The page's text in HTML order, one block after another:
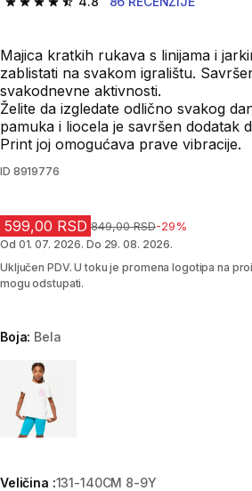
4.8 od 5 zvezdica from 86 Recenzije
Majica kratkih rukava s linijama i
zablistati na svakom igralištu.
svakodnevne aktivnosti.
Želite da izgledate odlično svakog
pamuka i liocela je savršen dodatak
Print joj omogućava prave vibracije.
ID 8919776
599,00 RSD Cena pre sniženja
849,00 RSD-29%
Od 01. 07. 2026. Do 29. 08. 2026.
Uključen PDV. U toku je promena logotipa na
mogu odstupati.
Boja: Bela
Choose a variant
Veličina :131-140CM 8-9Y